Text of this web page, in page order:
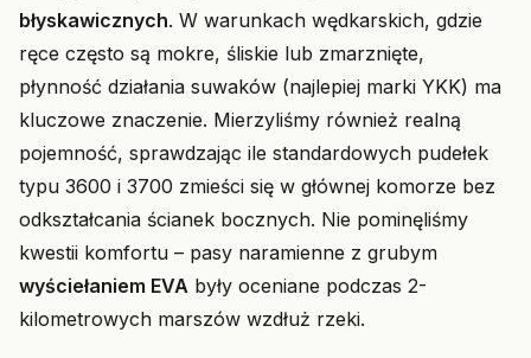
błyskawicznych. W warunkach wędkarskich, gdzie
ręce często są mokre, śliskie lub zmarznięte,
płynność działania suwaków (najlepiej marki YKK) ma
kluczowe znaczenie. Mierzyliśmy również realną
pojemność, sprawdzając ile standardowych pudełek
typu 3600 i 3700 zmieści się w głównej komorze bez
odkształcania ścianek bocznych. Nie pominęliśmy
kwestii komfortu – pasy naramienne z grubym
wyściełaniem EVA były oceniane podczas 2-
kilometrowych marszów wzdłuż rzeki.